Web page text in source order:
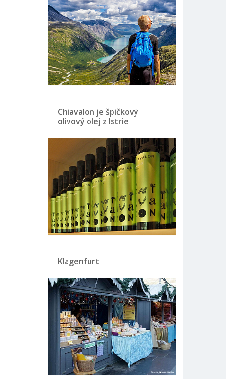
Chiavalon je špičkový
olivový olej z Istrie
Klagenfurt